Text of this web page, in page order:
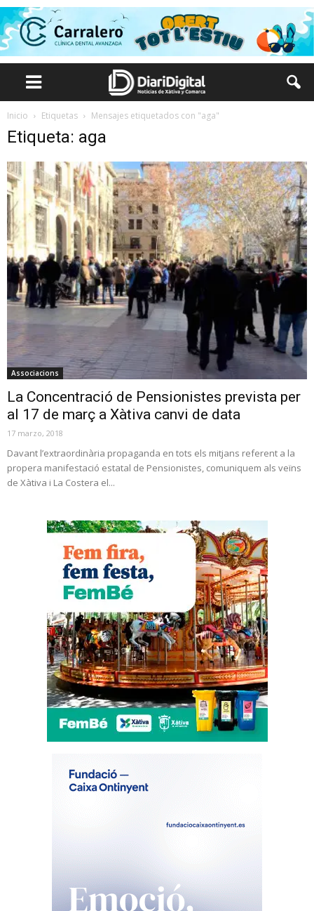
Inicio Etiquetas Mensajes etiquetados con "aga"
Etiqueta: aga
Associacions
La Concentració de Pensionistes prevista per
al 17 de març a Xàtiva canvi de data
17 marzo, 2018
Davant l’extraordinària propaganda en tots els mitjans referent a la
propera manifestació estatal de Pensionistes, comuniquem als veïns
de Xàtiva i La Costera el...